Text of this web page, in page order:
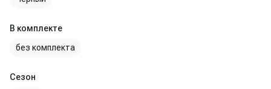
В комплекте
без комплекта
Сезон